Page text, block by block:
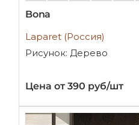
Bona
Laparet (Россия)
Рисунок: Дерево
Цена от 390 руб/шт